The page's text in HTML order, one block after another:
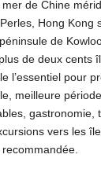
de Chine
Hong Kong
de
de deux cents
l’essentiel pour
meilleure
gastronomie,
vers les